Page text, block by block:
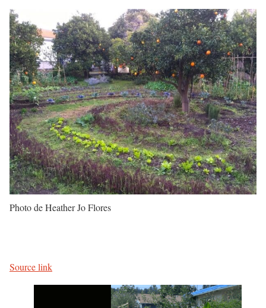
Photo de Heather Jo Flores
Source link